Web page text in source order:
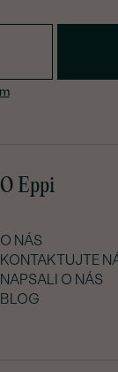
O Eppi
O NÁS
KONTAKTUJTE
NAPSALI O NÁS
BLOG